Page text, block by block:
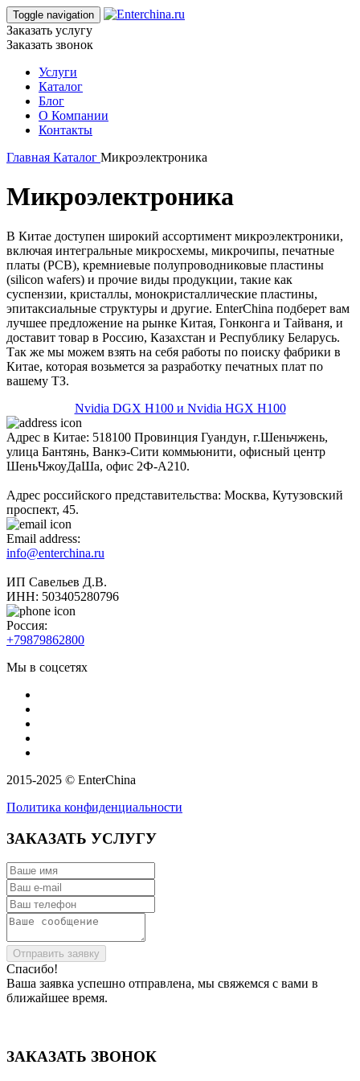
Toggle navigation
Заказать услугу
Заказать звонок
Услуги
Каталог
Блог
О Компании
Контакты
Главная Каталог Микроэлектроника
Микроэлектроника
В Китае доступен широкий ассортимент микроэлектроники,
включая интегральные микросхемы, микрочипы, печатные
платы (PCB), кремниевые полупроводниковые пластины
(silicon wafers) и прочие виды продукции, такие как
суспензии, кристаллы, монокристаллические пластины,
эпитаксиальные структуры и другие. EnterChina подберет вам
лучшее предложение на рынке Китая, Гонконга и Тайваня, и
доставит товар в Россию, Казахстан и Республику Беларусь.
Так же мы можем взять на себя работы по поиску фабрики в
Китае, которая возьмется за разработку печатных плат по
вашему ТЗ.
Nvidia DGX H100 и Nvidia HGX H100
Адрес в Китае: 518100 Провинция Гуандун, г.Шеньчжень,
улица Бантянь, Ванкэ-Сити коммьюнити, офисный центр
ШеньЧжоуДаШа, офис 2Ф-А210.
Адрес российского представительства: Москва, Кутузовский
проспект, 45.
Email address:
info@enterchina.ru
ИП Савельев Д.В.
ИНН: 503405280796
Россия:
+79879862800
Мы в соцсетях
2015-2025 © EnterChina
Политика конфиденциальности
ЗАКАЗАТЬ УСЛУГУ
Отправить заявку
Спасибо!
Ваша заявка успешно отправлена, мы свяжемся с вами в
ближайшее время.
ЗАКАЗАТЬ ЗВОНОК